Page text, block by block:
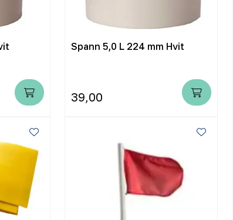
Spann 5,0 L 224 mm Hvit
39,00